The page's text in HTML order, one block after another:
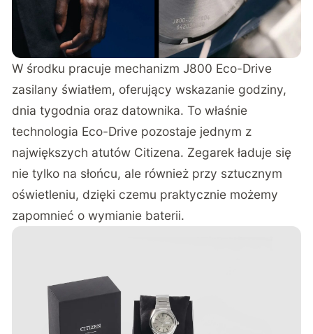
W środku pracuje mechanizm J800 Eco-Drive
zasilany światłem, oferujący wskazanie godziny,
dnia tygodnia oraz datownika. To właśnie
technologia Eco-Drive pozostaje jednym z
największych atutów Citizena. Zegarek ładuje się
nie tylko na słońcu, ale również przy sztucznym
oświetleniu, dzięki czemu praktycznie możemy
zapomnieć o wymianie baterii.